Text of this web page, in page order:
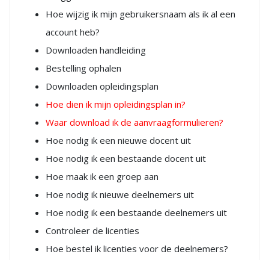
Hoe wijzig ik mijn gebruikersnaam als ik al een
account heb?
Downloaden handleiding
Bestelling ophalen
Downloaden opleidingsplan
Hoe dien ik mijn opleidingsplan in?
Waar download ik de aanvraagformulieren?
Hoe nodig ik een nieuwe docent uit
Hoe nodig ik een bestaande docent uit
Hoe maak ik een groep aan
Hoe nodig ik nieuwe deelnemers uit
Hoe nodig ik een bestaande deelnemers uit
Controleer de licenties
Hoe bestel ik licenties voor de deelnemers?